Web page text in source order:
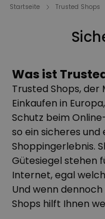
24,99
mit
39,99
mit
Startseite Trusted Shops
Was ist
Trusted Shops,
Einkaufen in
Schutz beim
so ein sicheres
Shoppingerlebnis.
Gütesiegel stehen
Internet, egal
Und wenn
Shops hilft Ihnen